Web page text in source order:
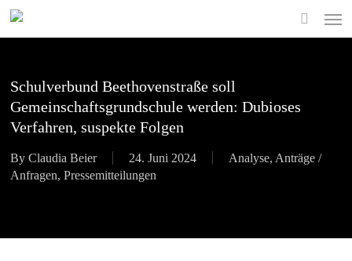
Skip
main
search
Schulverbund Beethovenstraße soll
Gemeinschaftsgrundschule werden: Dubioses
Verfahren, suspekte Folgen
By Claudia Beier 24. Juni 2024 Analyse, Anträge /
Anfragen,Pressemitteilungen